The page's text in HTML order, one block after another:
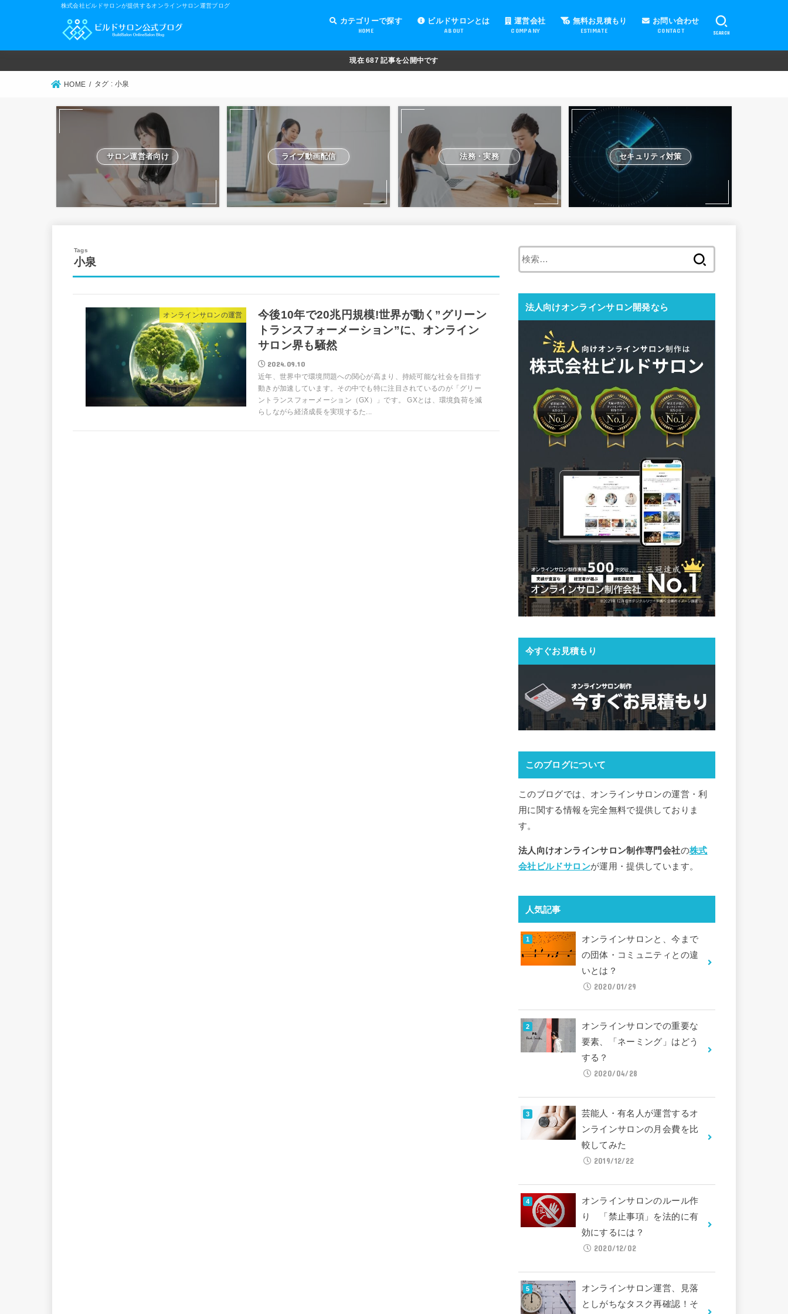
株式会社ビルドサロンが提供するオンラインサロン運営ブログ
カテゴリーで探す
HOME
オンラインサロンの運営
オンラインサロンの集客
オンラインサロンの紹介
オンラインサロンの活用
法務・実務
ライブ動画配信
動画制作・編集
セキュリティ対策
Facebook運営
会費設定
オンラインサロンの開設準備
道具・機材紹介と解説
NFT
ビルドサロンとは
ABOUT
運営会社
COMPANY
無料お見積もり
ESTIMATE
お問い合わせ
CONTACT SEARCH
現在687 記事を公開中です
HOME タグ : 小泉
サロン運営者向け ライブ動画配信 法務・実務 セキュリティ対策
小泉
オンラインサロンの運営
今後10年で20兆円規模!世界が動く”グリーン
トランスフォーメーション”に、オンライン
サロン界も騒然
2024.09.10
近年、世界中で環境問題への関心が高まり、持続可能な社会を目指す
動きが加速しています。その中でも特に注目されているのが「グリー
ントランスフォーメーション（GX）」です。 GXとは、環境負荷を減
らしながら経済成長を実現するた...
法人向けオンラインサロン開発なら
今すぐお見積もり
このブログについて
このブログでは、オンラインサロンの運営・利
用に関する情報を完全無料で提供しておりま
す。
法人向けオンラインサロン制作専門会社の株式
会社ビルドサロンが運用・提供しています。
人気記事
オンラインサロンと、今まで
の団体・コミュニティとの違
いとは？
2020/01/29
オンラインサロンでの重要な
要素、「ネーミング」はどう
する？
2020/04/28
芸能人・有名人が運営するオ
ンラインサロンの月会費を比
較してみた
2019/12/22
オンラインサロンのルール作
り 「禁止事項」を法的に有
効にするには？
2020/12/02
オンラインサロン運営、見落
としがちなタスク再確認！そ